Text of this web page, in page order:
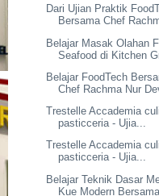
Dari Ujian Praktik
Bersama Chef
Belajar Masak Olahan
Seafood di Kitchen
Belajar FoodTech
Chef Rachma Nur
Trestelle Accademia
pasticceria - Ujia...
Trestelle Accademia
pasticceria - Ujia...
Belajar Teknik Dasar
Kue Modern Bersama